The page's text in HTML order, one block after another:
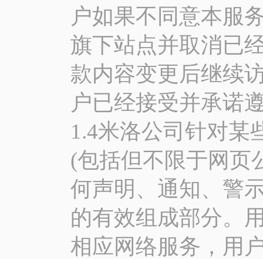
户如果不同意本服
旗下站点并取消已
款内容变更后继续
户已经接受并承诺
1.4米洛公司针对某
(包括但不限于网页
何声明、通知、警
的有效组成部分。
相应网络服务，用